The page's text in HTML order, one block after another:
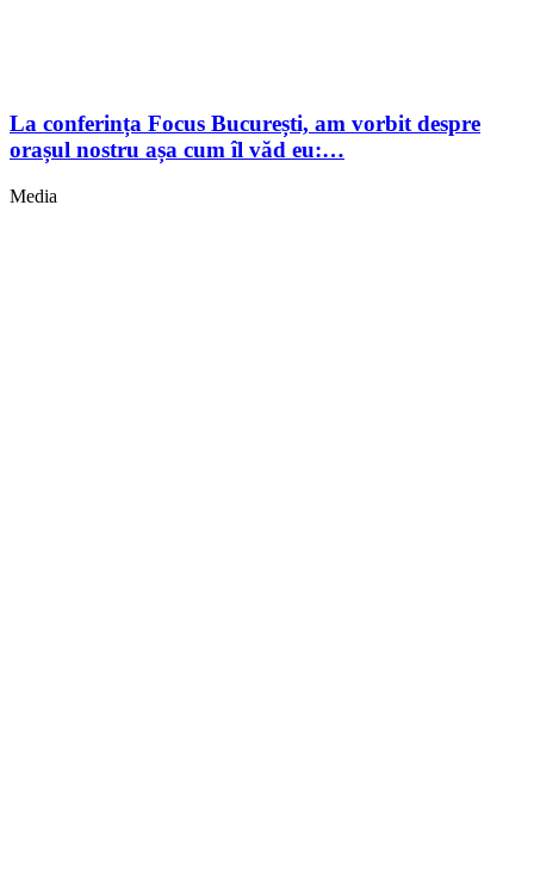
La conferința Focus București, am vorbit despre
orașul nostru așa cum îl văd eu:…
Media